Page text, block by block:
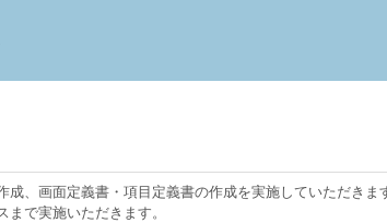
、画面定義書・項目定義書の作成を実施していただきま
で実施いただきます。